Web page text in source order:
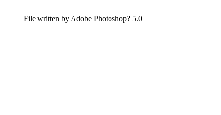
File written by Adobe Photoshop? 5.0